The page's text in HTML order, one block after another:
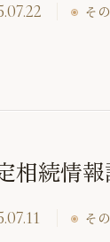
そ
相続情
そ